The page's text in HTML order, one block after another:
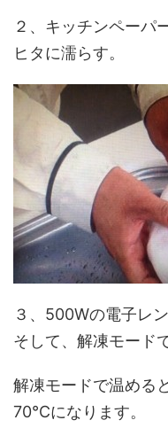
２、キッチンペーパ
ヒタに濡らす。
３、500Wの電子レ
そして、 解凍モード
解凍モードで温める
70℃になります。